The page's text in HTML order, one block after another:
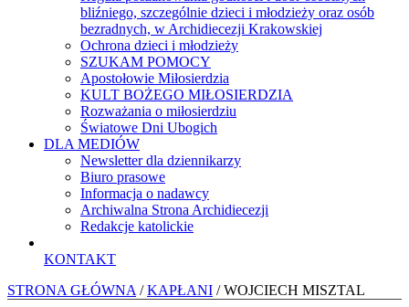
bliźniego, szczególnie dzieci i młodzieży oraz osób
bezradnych, w Archidiecezji Krakowskiej
Ochrona dzieci i młodzieży
SZUKAM POMOCY
Apostołowie Miłosierdzia
KULT BOŻEGO MIŁOSIERDZIA
Rozważania o miłosierdziu
Światowe Dni Ubogich
DLA MEDIÓW
Newsletter dla dziennikarzy
Biuro prasowe
Informacja o nadawcy
Archiwalna Strona Archidiecezji
Redakcje katolickie
KONTAKT
STRONA GŁÓWNA /KAPŁANI / WOJCIECH MISZTAL